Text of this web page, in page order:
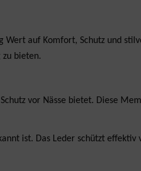
auf Komfort, Schutz und
bieten.
vor Nässe bietet. Diese
ist. Das Leder schützt